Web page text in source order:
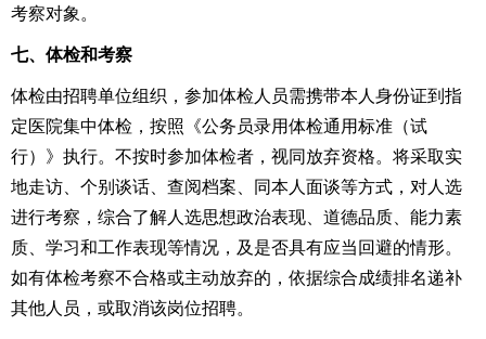
考察对象。
七、体检和考察
体检由招聘单位组织，参加体检人员需携带本人身份证到指
定医院集中体检，按照《公务员录用体检通用标准（试
行）》执行。不按时参加体检者，视同放弃资格。将采取实
地走访、个别谈话、查阅档案、同本人面谈等方式，对人选
进行考察，综合了解人选思想政治表现、道德品质、能力素
质、学习和工作表现等情况，及是否具有应当回避的情形。
如有体检考察不合格或主动放弃的，依据综合成绩排名递补
其他人员，或取消该岗位招聘。